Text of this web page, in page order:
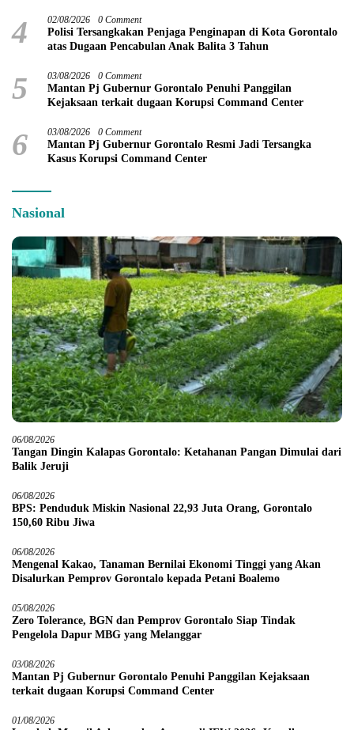
4 02/08/2026 0 Comment
Polisi Tersangkakan Penjaga Penginapan di Kota Gorontalo
atas Dugaan Pencabulan Anak Balita 3 Tahun
5 03/08/2026 0 Comment
Mantan Pj Gubernur Gorontalo Penuhi Panggilan
Kejaksaan terkait dugaan Korupsi Command Center
6 03/08/2026 0 Comment
Mantan Pj Gubernur Gorontalo Resmi Jadi Tersangka
Kasus Korupsi Command Center
Nasional
06/08/2026
Tangan Dingin Kalapas Gorontalo: Ketahanan Pangan Dimulai dari
Balik Jeruji
06/08/2026
BPS: Penduduk Miskin Nasional 22,93 Juta Orang, Gorontalo
150,60 Ribu Jiwa
06/08/2026
Mengenal Kakao, Tanaman Bernilai Ekonomi Tinggi yang Akan
Disalurkan Pemprov Gorontalo kepada Petani Boalemo
05/08/2026
Zero Tolerance, BGN dan Pemprov Gorontalo Siap Tindak
Pengelola Dapur MBG yang Melanggar
03/08/2026
Mantan Pj Gubernur Gorontalo Penuhi Panggilan Kejaksaan
terkait dugaan Korupsi Command Center
01/08/2026